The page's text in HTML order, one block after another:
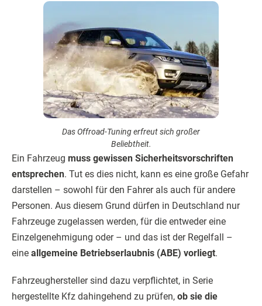
Das Offroad-Tuning erfreut sich großer
Beliebtheit.
Ein Fahrzeug muss gewissen Sicherheitsvorschriften
entsprechen. Tut es dies nicht, kann es eine große Gefahr
darstellen – sowohl für den Fahrer als auch für andere
Personen. Aus diesem Grund dürfen in Deutschland nur
Fahrzeuge zugelassen werden, für die entweder eine
Einzelgenehmigung oder – und das ist der Regelfall –
eine allgemeine Betriebserlaubnis (ABE) vorliegt.
Fahrzeughersteller sind dazu verpflichtet, in Serie
hergestellte Kfz dahingehend zu prüfen, ob sie die